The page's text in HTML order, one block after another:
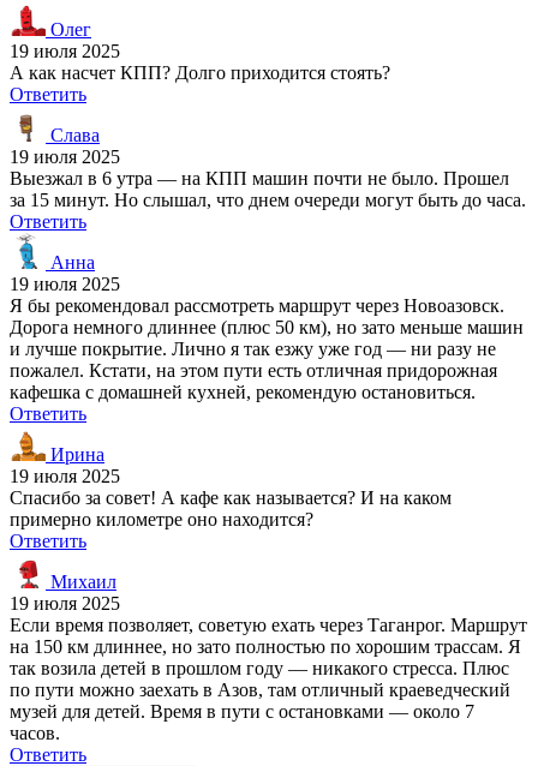
Олег
19 июля 2025
А как насчет КПП? Долго приходится стоять?
Ответить
Слава
19 июля 2025
Выезжал в 6 утра — на КПП машин почти не было. Прошел
за 15 минут. Но слышал, что днем очереди могут быть до часа.
Ответить
Анна
19 июля 2025
Я бы рекомендовал рассмотреть маршрут через Новоазовск.
Дорога немного длиннее (плюс 50 км), но зато меньше машин
и лучше покрытие. Лично я так езжу уже год — ни разу не
пожалел. Кстати, на этом пути есть отличная придорожная
кафешка с домашней кухней, рекомендую остановиться.
Ответить
Ирина
19 июля 2025
Спасибо за совет! А кафе как называется? И на каком
примерно километре оно находится?
Ответить
Михаил
19 июля 2025
Если время позволяет, советую ехать через Таганрог. Маршрут
на 150 км длиннее, но зато полностью по хорошим трассам. Я
так возила детей в прошлом году — никакого стресса. Плюс
по пути можно заехать в Азов, там отличный краеведческий
музей для детей. Время в пути с остановками — около 7
часов.
Ответить